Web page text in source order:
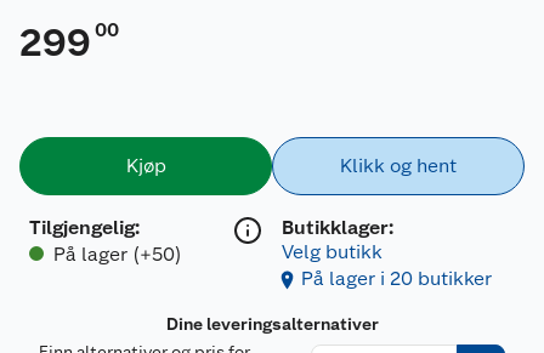
299 00
Kjøp
Tilgjengelig:
På lager (+50)
Klikk og hent
Butikklager:
Velg butikk
På lager i 20 butikker
Dine leveringsalternativer